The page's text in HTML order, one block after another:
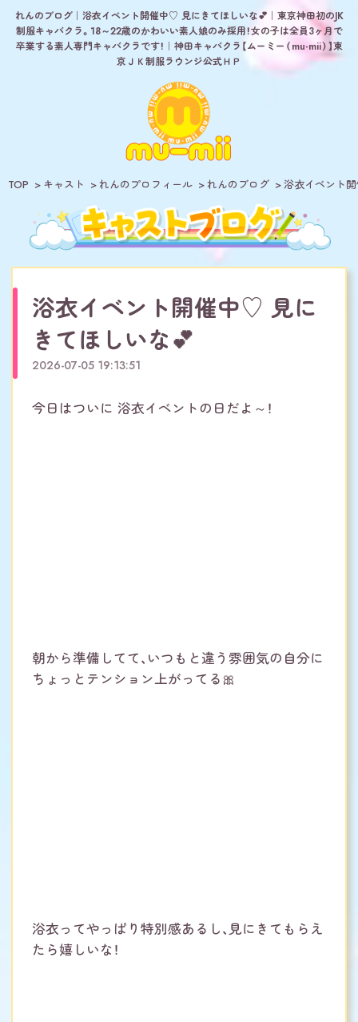
れんのブログ｜浴衣イベント開催中♡ 見にきてほしいな💕｜東京神田初のJK
制服キャバクラ。18～22歳のかわいい素人娘のみ採用！女の子は全員3ヶ月で
卒業する素人専門キャバクラです！｜神田キャバクラ【ムーミー（mu-mii）】東
京ＪＫ制服ラウンジ公式ＨＰ
TOP キャスト れんのプロフィール れんのブログ 浴衣イベント
浴衣イベント開催中♡ 見に
きてほしいな💕
2026-07-05 19:13:51
今日はついに 浴衣イベントの日だよ～！
朝から準備してて、いつもと違う雰囲気の自分に
ちょっとテンション上がってる🎀
浴衣ってやっぱり特別感あるし、見にきてもらえ
たら嬉しいな！